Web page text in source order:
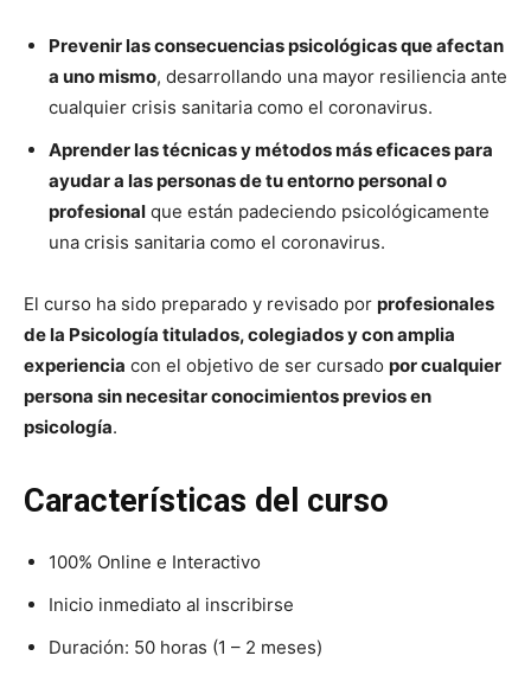
Prevenir las consecuencias psicológicas que afectan
a uno mismo, desarrollando una mayor resiliencia ante
cualquier crisis sanitaria como el coronavirus.
Aprender las técnicas y métodos más eficaces para
ayudar a las personas de tu entorno personal o
profesional que están padeciendo psicológicamente
una crisis sanitaria como el coronavirus.
El curso ha sido preparado y revisado por profesionales
de la Psicología titulados, colegiados y con amplia
experiencia con el objetivo de ser cursado por cualquier
persona sin necesitar conocimientos previos en
psicología.
Características del curso
100% Online e Interactivo
Inicio inmediato al inscribirse
Duración: 50 horas (1 – 2 meses)